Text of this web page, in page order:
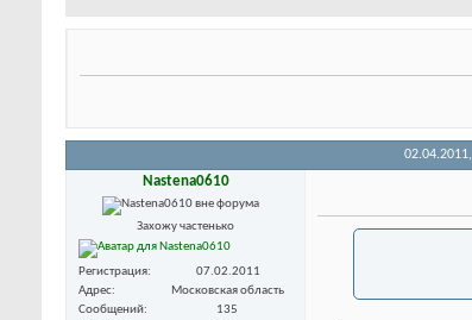
02.04.2011,
Nastena0610
Захожу частенько
Регистрация
07.02.2011
Адрес
Московская область
Сообщений
135